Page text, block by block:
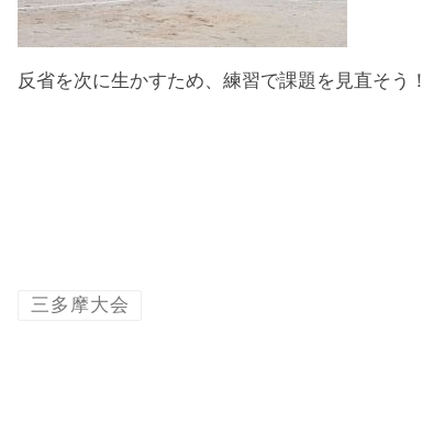
反省を次に生かすため、練習で課題を見直そう！
三多摩大会